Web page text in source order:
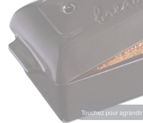
Touchez pour agrandir